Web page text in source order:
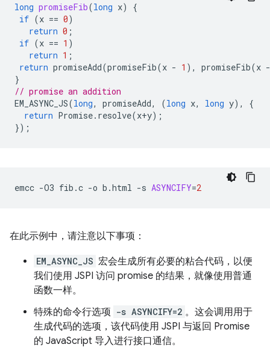
long promiseFib(long x)
{
if (x == 0)
return 0 ;
if (x == 1 )
return 1 ;
return promiseAdd(promiseFib(x - 1 ), promiseFib(x -
}
// promise an addition
EM_ASYNC_JS(long, promiseAdd, (long x, long y),
{
return Promise. resolve(x+y);
});
emcc -O3 fib.c -o b.html -s ASYNCIFY=2
在此示例中，请注意以下事项：
EM_ASYNC_JS 宏会生成所有必要的粘合代码，以便
我们使用 JSPI 访问 promise 的结果，就像使用普通
函数一样。
特殊的命令行选项 -s ASYNCIFY=2 。这会调用用于
生成代码的选项，该代码使用 JSPI 与返回 Promise
的 JavaScript 导入进行接口通信。